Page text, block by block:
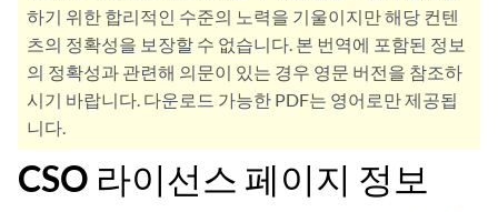
하기 위한 합리적인 수준의 노력을 기울이지만 해당 컨텐
츠의 정확성을 보장할 수 없습니다. 본 번역에 포함된 정보
의 정확성과 관련해 의문이 있는 경우 영문 버전을 참조하
시기 바랍니다. 다운로드 가능한 PDF는 영어로만 제공됩
니다.
CSO 라이선스 페이지 정보